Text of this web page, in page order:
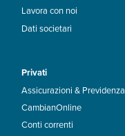
Lavora con noi
Dati societari
Privati
Assicurazioni & Previdenza
CambianOnline
Conti correnti